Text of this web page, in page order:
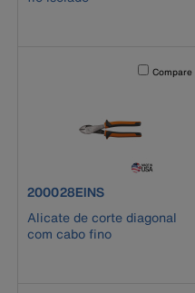
Activating
Compare
product number 200028EINS
200028EINS
Alicate de corte diagonal
com cabo fino